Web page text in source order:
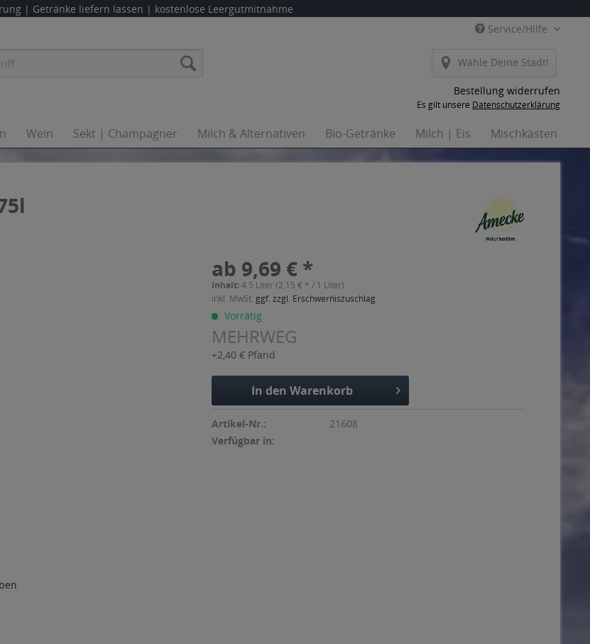
| Getränke liefern lassen | kostenlose Leergutmitnahme
Service/Hilfe
Wähle Deine Stadt!
Bestellung widerrufen
Es gilt unsere Datenschutzerklärung
Wein Sekt | Champagner Milch & Alternativen Bio-Getränke Milch | Eis Mischkästen
ab 9,69 € *
Inhalt:4.5 Liter (2,15 € * / 1 Liter)
inkl. MwSt. ggf. zzgl. Erschwerniszuschlag
Vorrätig
MEHRWEG
+2,40 € Pfand
In den Warenkorb
Artikel-Nr.:
21608
Verfügbar in: